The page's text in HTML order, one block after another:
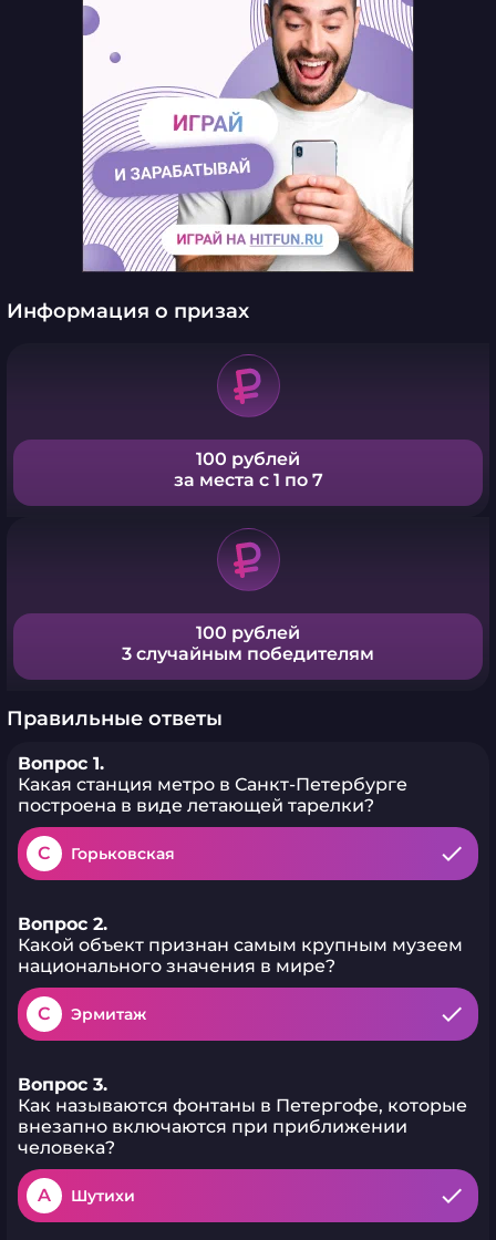
Информация о призах
100 рублей
за места с 1 по 7
100 рублей
3 случайным победителям
Правильные ответы
Вопрос 1.
Какая станция метро в Санкт-Петербурге
построена в виде летающей тарелки?
C Горьковская
Вопрос 2.
Какой объект признан самым крупным музеем
национального значения в мире?
C Эрмитаж
Вопрос 3.
Как называются фонтаны в Петергофе, которые
внезапно включаются при приближении
человека?
A Шутихи